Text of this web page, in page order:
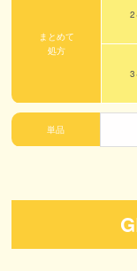
まとめて
処方
2
3
単品